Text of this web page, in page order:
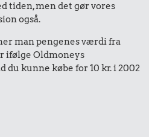
tiden, men det gør vores
også.
man pengenes værdi fra
ifølge Oldmoneys
du kunne købe for 10 kr. i 2002